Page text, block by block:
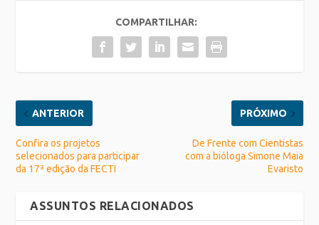
COMPARTILHAR:
ANTERIOR
Confira os projetos
selecionados para participar
da 17ª edição da FECTI
PRÓXIMO
De Frente com Cientistas
com a bióloga Simone Maia
Evaristo
ASSUNTOS RELACIONADOS